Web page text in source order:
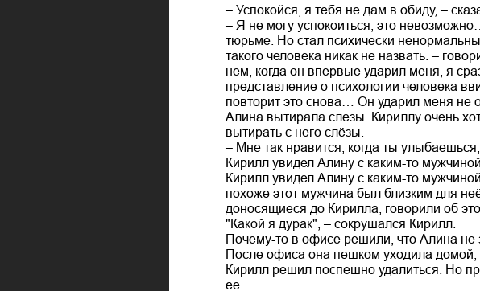
– Успокойся, я тебя не дам в обиду, –
– Я не могу успокоиться, это
тюрьме. Но стал психически
такого человека никак не назвать. –
нем, когда он впервые ударил меня, я
представление о психологии человека
повторит это снова… Он ударил меня не
Алина вытирала слёзы. Кириллу очень
вытирать с него слёзы.
– Мне так нравится, когда ты
Кирилл увидел Алину с каким-то
Кирилл увидел Алину с каким-то
похоже этот мужчина был близким для
доносящиеся до Кирилла, говорили об
"Какой я дурак", – сокрушался Кирилл.
Почему-то в офисе решили, что Алина не
После офиса она пешком уходила домой,
Кирилл решил поспешно удалиться. Но
её.